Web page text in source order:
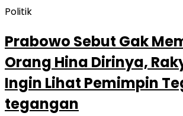
Politik
Prabowo Sebut Gak
Orang Hina Dirinya,
Ingin Lihat Pemimpin
tegangan